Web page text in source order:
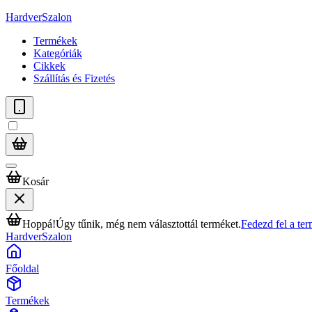
HardverSzalon
Termékek
Kategóriák
Cikkek
Szállítás és Fizetés
Kosár
Hoppá!Úgy tűnik, még nem választottál terméket.Fedezd fel a
HardverSzalon
Főoldal
Termékek